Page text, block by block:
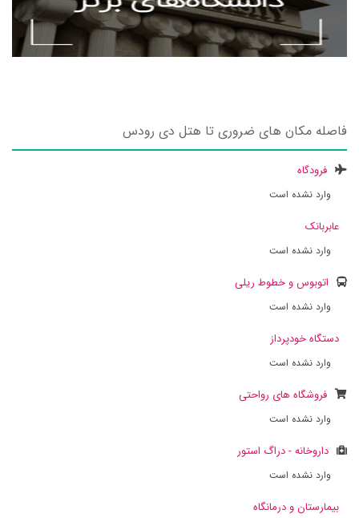
فاصله مکان های ضروری تا هتل دی رودس
فرودگاه
وارد نشده است
عابربانک
وارد نشده است
اتوبوس و خطوط ریلی
وارد نشده است
دستگاه خودپرداز
وارد نشده است
فروشگاه های رواحتی
وارد نشده است
داروخانه - دراگ استور
وارد نشده است
بیمارستان و درمانگاه